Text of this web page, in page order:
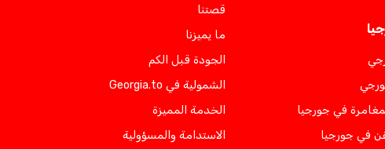
في جورجيا
في جورجيا
قصتنا
ما يميزنا
الجودة قبل الكم
الشمولية في Georgia.to
الخدمة المميزة
الاستدامة والمسؤولية